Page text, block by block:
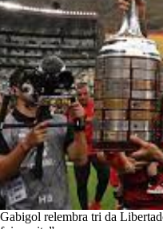
Gabigol relembra tri da